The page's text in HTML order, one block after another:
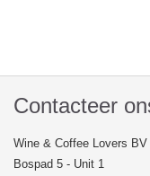
Contacteer
Wine & Coffee Lovers BV
Bospad 5 - Unit 1